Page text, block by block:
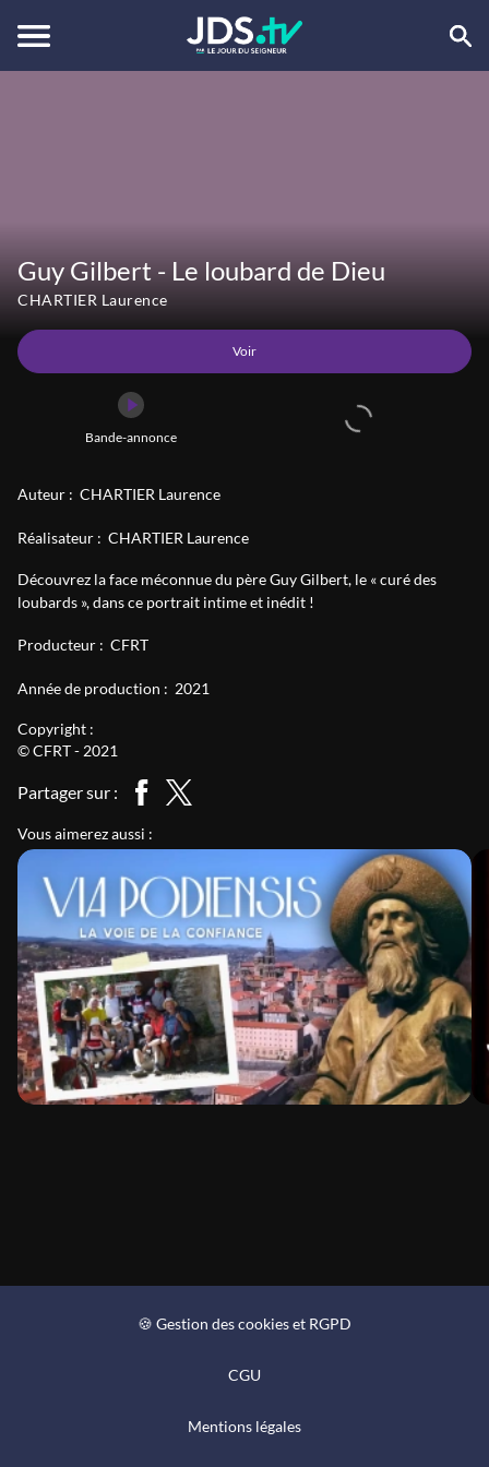
Guy Gilbert - Le loubard de Dieu
CHARTIER Laurence
Voir
Bande-annonce
Auteur : CHARTIER Laurence
Réalisateur : CHARTIER Laurence
Découvrez la face méconnue du père Guy Gilbert, le « curé des
loubards », dans ce portrait intime et inédit !
Producteur : CFRT
Année de production : 2021
Copyright :
© CFRT - 2021
Partager sur :
Vous aimerez aussi :
🍪 Gestion des cookies et RGPD
CGU
Mentions légales